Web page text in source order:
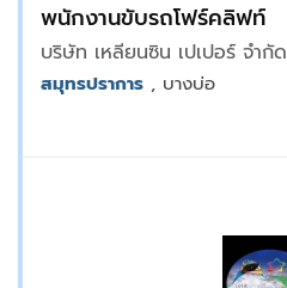
พนักงานขับรถโฟร์คลิฟท์
บริษัท เหลียนซิน เปเปอร์ จำกัด
สมุทรปราการ , บางบ่อ